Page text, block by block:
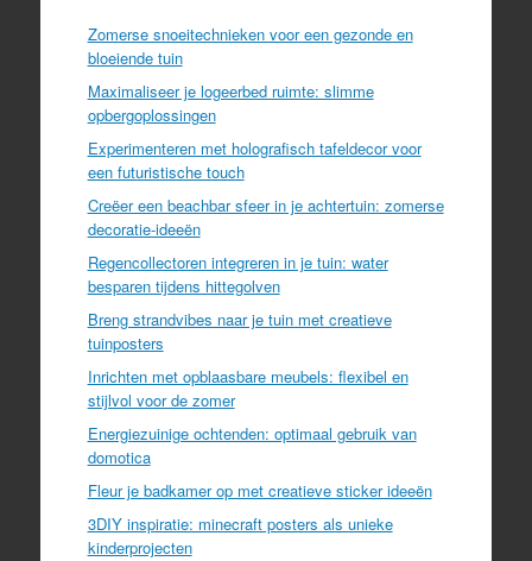
Zomerse snoeitechnieken voor een gezonde en
bloeiende tuin
Maximaliseer je logeerbed ruimte: slimme
opbergoplossingen
Experimenteren met holografisch tafeldecor voor
een futuristische touch
Creëer een beachbar sfeer in je achtertuin: zomerse
decoratie-ideeën
Regencollectoren integreren in je tuin: water
besparen tijdens hittegolven
Breng strandvibes naar je tuin met creatieve
tuinposters
Inrichten met opblaasbare meubels: flexibel en
stijlvol voor de zomer
Energiezuinige ochtenden: optimaal gebruik van
domotica
Fleur je badkamer op met creatieve sticker ideeën
3DIY inspiratie: minecraft posters als unieke
kinderprojecten